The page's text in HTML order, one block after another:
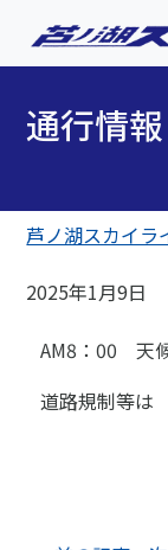
通行情報
芦ノ湖スカイラ
2025年1月9日
AM8：00 天
道路規制等は